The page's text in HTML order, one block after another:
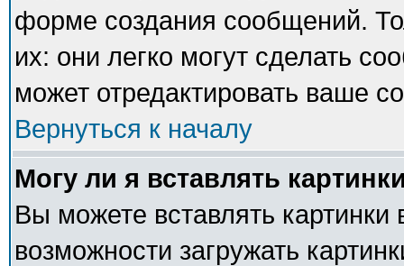
форме создания сообщений.
их: они легко могут сделать
может отредактировать ваше
Вернуться к началу
Могу ли я вставлять
Вы можете вставлять
возможности загружать